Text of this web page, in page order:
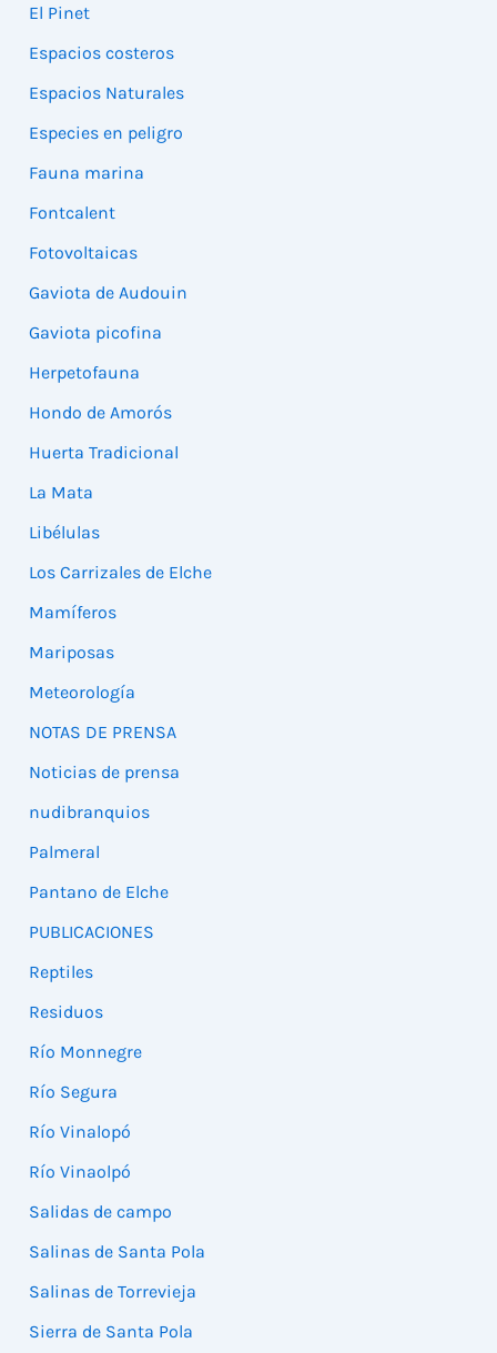
El Pinet
Espacios costeros
Espacios Naturales
Especies en peligro
Fauna marina
Fontcalent
Fotovoltaicas
Gaviota de Audouin
Gaviota picofina
Herpetofauna
Hondo de Amorós
Huerta Tradicional
La Mata
Libélulas
Los Carrizales de Elche
Mamíferos
Mariposas
Meteorología
NOTAS DE PRENSA
Noticias de prensa
nudibranquios
Palmeral
Pantano de Elche
PUBLICACIONES
Reptiles
Residuos
Río Monnegre
Río Segura
Río Vinalopó
Río Vinaolpó
Salidas de campo
Salinas de Santa Pola
Salinas de Torrevieja
Sierra de Santa Pola